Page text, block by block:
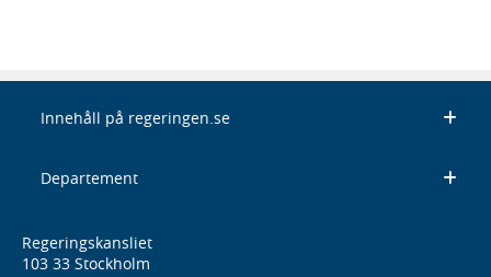
Innehåll på regeringen.se
Departement
Regeringskansliet
103 33 Stockholm